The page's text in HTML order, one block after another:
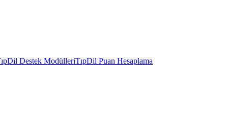
Destek ModülleriTıpDil Puan Hesaplama